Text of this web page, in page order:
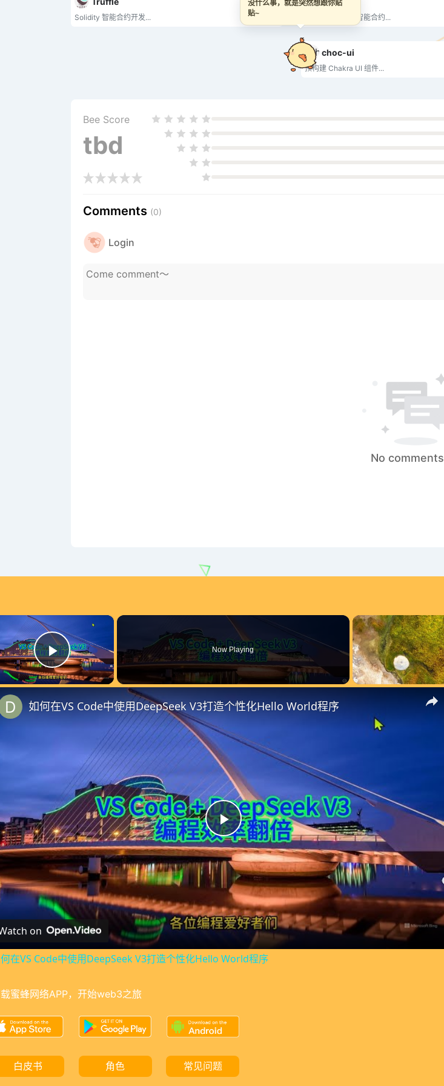
Solidity 智能合约开发... Foundry 是一个智能合约...
choc-ui
预构建 Chakra UI 组件...
Bee Score
tbd
Comments (0)
Login
No comments
×
Play Video
Now Playing
P
l
a
y
i
d
如何在VS Code中使用DeepSeek V3打造个性化Hello World程序
on
在VS Code中使用DeepSeek V3打造个性化Hello World程序
蜜蜂网络APP，开始web3之旅
白皮书 角色 常见问题
没什么事，就是突然想跟你贴
贴~